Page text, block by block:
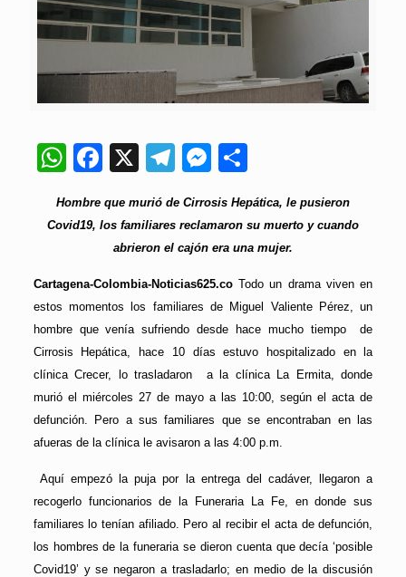
WhatsApp
Facebook
X Telegram
Messenger
Hombre que murió de Cirrosis Hepática, le pusieron
Covid19, los familiares reclamaron su muerto y cuando
abrieron el cajón era una mujer.
Cartagena-Colombia-Noticias625.coTodo un drama viven en
estos momentos los familiares de Miguel Valiente Pérez, un
hombre que venía sufriendo desde hace mucho tiempo de
Cirrosis Hepática, hace 10 días estuvo hospitalizado en la
clínica Crecer, lo trasladaron a la clínica La Ermita, donde
murió el miércoles 27 de mayo a las 10:00, según el acta de
defunción. Pero a sus familiares que se encontraban en las
afueras de la clínica le avisaron a las 4:00 p.m.
Aquí empezó la puja por la entrega del cadáver, llegaron a
recogerlo funcionarios de la Funeraria La Fe, en donde sus
familiares lo tenían afiliado. Pero al recibir el acta de defunción,
los hombres de la funeraria se dieron cuenta que decía ‘posible
Covid19’ y se negaron a trasladarlo; en medio de la discusión